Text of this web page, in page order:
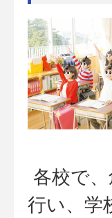
各校で
行い、学